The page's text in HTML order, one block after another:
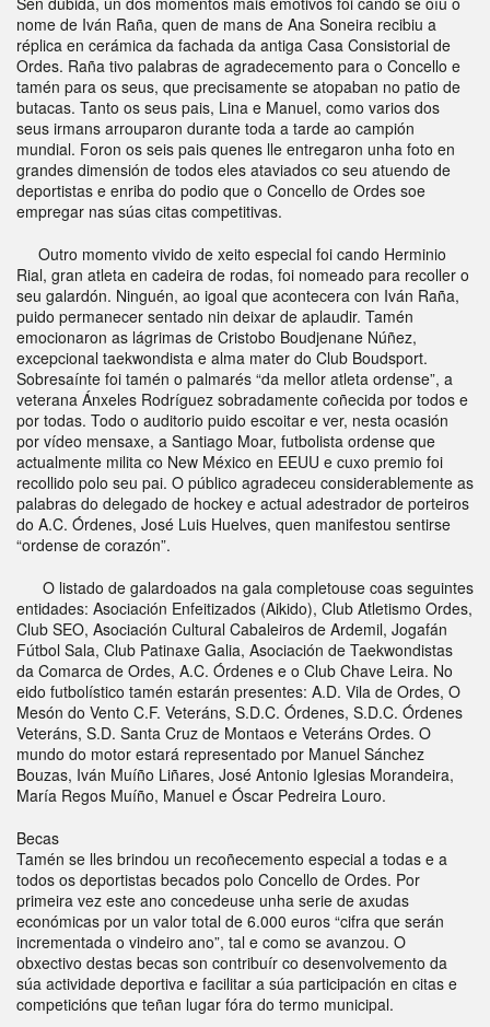
nome de Iván Raña, quen de mans de Ana Soneira recibiu a
réplica en cerámica da fachada da antiga Casa Consistorial de
Ordes. Raña tivo palabras de agradecemento para o Concello e
tamén para os seus, que precisamente se atopaban no patio de
butacas. Tanto os seus pais, Lina e Manuel, como varios dos
seus irmans arrouparon durante toda a tarde ao campión
mundial. Foron os seis pais quenes lle entregaron unha foto en
grandes dimensión de todos eles ataviados co seu atuendo de
deportistas e enriba do podio que o Concello de Ordes soe
empregar nas súas citas competitivas.
Outro momento vivido de xeito especial foi cando Herminio
Rial, gran atleta en cadeira de rodas, foi nomeado para recoller o
seu galardón. Ninguén, ao igoal que acontecera con Iván Raña,
puido permanecer sentado nin deixar de aplaudir. Tamén
emocionaron as lágrimas de Cristobo Boudjenane Núñez,
excepcional taekwondista e alma mater do Club Boudsport.
Sobresaínte foi tamén o palmarés “da mellor atleta ordense”, a
veterana Ánxeles Rodríguez sobradamente coñecida por todos e
por todas. Todo o auditorio puido escoitar e ver, nesta ocasión
por vídeo mensaxe, a Santiago Moar, futbolista ordense que
actualmente milita co New México en EEUU e cuxo premio foi
recollido polo seu pai. O público agradeceu considerablemente as
palabras do delegado de hockey e actual adestrador de porteiros
do A.C. Órdenes, José Luis Huelves, quen manifestou sentirse
“ordense de corazón”.
O listado de galardoados na gala completouse coas seguintes
entidades: Asociación Enfeitizados (Aikido), Club Atletismo Ordes,
Club SEO, Asociación Cultural Cabaleiros de Ardemil, Jogafán
Fútbol Sala, Club Patinaxe Galia, Asociación de Taekwondistas
da Comarca de Ordes, A.C. Órdenes e o Club Chave Leira. No
eido futbolístico tamén estarán presentes: A.D. Vila de Ordes, O
Mesón do Vento C.F. Veteráns, S.D.C. Órdenes, S.D.C. Órdenes
Veteráns, S.D. Santa Cruz de Montaos e Veteráns Ordes. O
mundo do motor estará representado por Manuel Sánchez
Bouzas, Iván Muíño Liñares, José Antonio Iglesias Morandeira,
María Regos Muíño, Manuel e Óscar Pedreira Louro.
Becas
Tamén se lles brindou un recoñecemento especial a todas e a
todos os deportistas becados polo Concello de Ordes. Por
primeira vez este ano concedeuse unha serie de axudas
económicas por un valor total de 6.000 euros “cifra que serán
incrementada o vindeiro ano”, tal e como se avanzou. O
obxectivo destas becas son contribuír co desenvolvemento da
súa actividade deportiva e facilitar a súa participación en citas e
competicións que teñan lugar fóra do termo municipal.